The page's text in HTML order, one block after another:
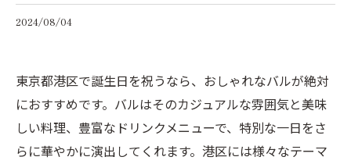
2024/08/04
東京都港区で誕生日を祝うなら、おしゃれなバルが絶対
におすすめです。バルはそのカジュアルな雰囲気と美味
しい料理、豊富なドリンクメニューで、特別な一日をさ
らに華やかに演出してくれます。港区には様々なテーマ